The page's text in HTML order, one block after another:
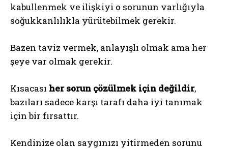
ABONE OL
kabullenmek ve ilişkiyi o sorunun varlığıyla
soğukkanlılıkla yürütebilmek gerekir.
Bazen taviz vermek, anlayışlı olmak ama her
şeye var olmak gerekir.
Kısacası her sorun çözülmek için değildir,
bazıları sadece karşı tarafı daha iyi tanımak
için bir fırsattır.
Kendinize olan saygınızı yitirmeden sorunu